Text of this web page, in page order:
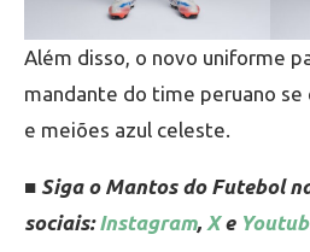
Além disso, o novo uniforme
mandante do time peruano se
e meiões azul celeste.
■ Siga o Mantos do Futebol
sociais: Instagram, Xe